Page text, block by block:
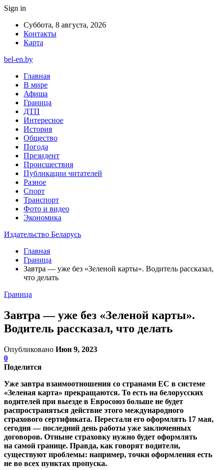
Sign in
Суббота, 8 августа, 2026
Контакты
Карта
bel-en.by
Главная
В мире
Афиша
Граница
ДТП
Интересное
История
Общество
Погода
Президент
Происшествия
Публикации читателей
Разное
Спорт
Транспорт
Фото и видео
Экономика
Издательство Беларусь
Главная
Граница
Завтра — уже без «Зеленой карты». Водитель рассказал,
что делать
Граница
Завтра — уже без «Зеленой карты».
Водитель рассказал, что делать
Опубликовано Июн 9, 2023
0
Поделится
Уже завтра взаимоотношения со странами ЕС в системе
«Зеленая карта» прекращаются. То есть на белорусских
водителей при выезде в Евросоюз больше не будет
распространяться действие этого международного
страхового сертификата. Перестали его оформлять 17 мая,
сегодня — последний день работы уже заключенных
договоров. Отныне страховку нужно будет оформлять
на самой границе. Правда, как говорят водители,
существуют проблемы: например, точки оформления есть
не во всех пунктах пропуска.